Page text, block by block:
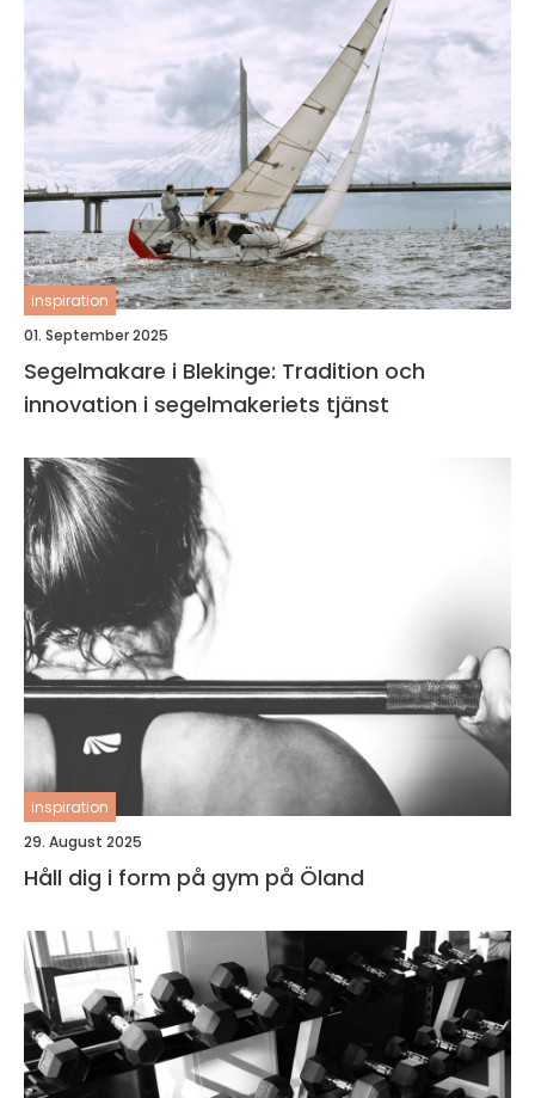
inspiration
01. September 2025
Segelmakare i Blekinge: Tradition och
innovation i segelmakeriets tjänst
inspiration
29. August 2025
Håll dig i form på gym på Öland